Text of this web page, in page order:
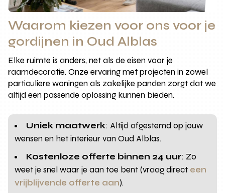
Waarom kiezen voor ons voor je
gordijnen in Oud Alblas
Elke ruimte is anders, net als de eisen voor je
raamdecoratie. Onze ervaring met projecten in zowel
particuliere woningen als zakelijke panden zorgt dat we
altijd een passende oplossing kunnen bieden.
Uniek maatwerk: Altijd afgestemd op jouw
wensen en het interieur van Oud Alblas.
Kostenloze offerte binnen 24 uur: Zo
weet je snel waar je aan toe bent (vraag direct een
vrijblijvende offerte aan).